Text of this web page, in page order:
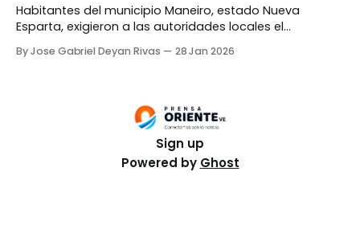
Habitantes del municipio Maneiro, estado Nueva
Esparta, exigieron a las autoridades locales el
Cáceres de Arismendi y Bolívar. Los vecinos señalaron
malas hierbas, las cuales
By Jose Gabriel Deyan Rivas 28 Jan 2026
Sign up
Powered by Ghost